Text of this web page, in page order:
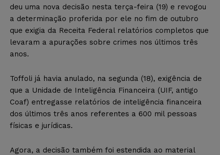
deu uma nova decisão nesta terça-feira (19) e revogou
a determinação proferida por ele no fim de outubro
que exigia da Receita Federal relatórios completos que
levaram a apurações sobre crimes nos últimos três
anos.
Toffoli já havia anulado, na segunda (18), exigência de
que a Unidade de Inteligência Financeira (UIF, antigo
Coaf) entregasse relatórios de inteligência financeira
dos últimos três anos referentes a 600 mil pessoas
físicas e jurídicas.
Agora, a decisão também foi estendida ao material